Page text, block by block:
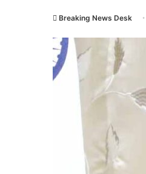
Breaking News Desk